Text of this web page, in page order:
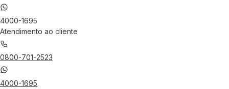
4000-1695
Atendimento ao cliente
0800-701-2523
4000-1695